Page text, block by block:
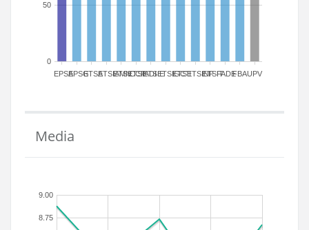
EPSAEPSGETSAETSIAMN
ETSICCP
ETSIADI
ETSIEETSIGCT
ETSIIETSINFETSITFADEFBAUPV
0
50
Media
8.75
9.00